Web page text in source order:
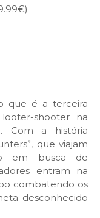
que é a terceira
shooter na
Com a história
que viajam
em busca de
entram na
combatendo os
desconhecido